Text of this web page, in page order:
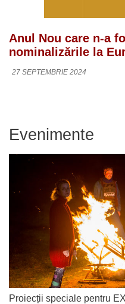
Anul Nou care n-a
nominalizările la
27 SEPTEMBRIE 2024
Evenimente
Proiecții speciale pentru